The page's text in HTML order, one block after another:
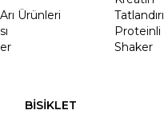
Ürünleri
Proteinli
Shaker
BİSİKLET